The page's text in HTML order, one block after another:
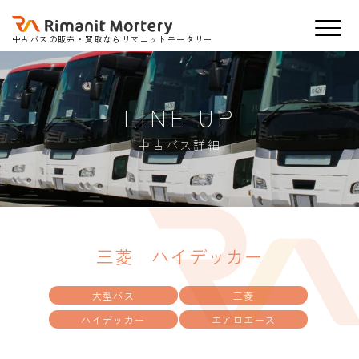
中古バスの販売・買取ならリマニットモータリー
LINE UP
中古バス詳細
三菱 ハイデッカー
大型バス
三菱
ハイデッカー
エアロエース